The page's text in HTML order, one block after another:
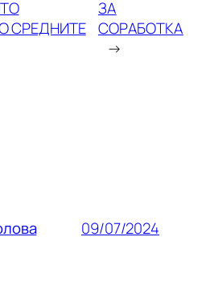
СРЕДНИТЕ
ЗА
СОРАБОТКА
→
09/07/2024